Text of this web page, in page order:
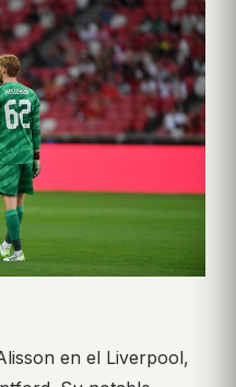
en el Liverpool,